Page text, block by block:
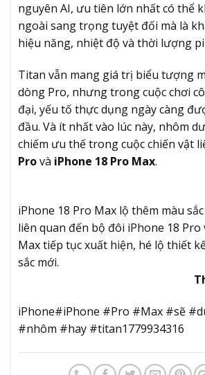
nguyên AI, ưu tiên lớn nhất có thể
ngoài sang trọng tuyệt đối mà là
hiệu năng, nhiệt độ và thời lượng
Titan vẫn mang giá trị biểu tượng
dòng Pro, nhưng trong cuộc chơi
đại, yếu tố thực dụng ngày càng
đầu. Và ít nhất vào lúc này, nhôm
chiếm ưu thế trong cuộc chiến vật
Provà iPhone 18 Pro Max.
iPhone 18 Pro Max lộ thêm màu
liên quan đến bộ đôi iPhone 18 Pro
Max tiếp tục xuất hiện, hé lộ thiết
sắc mới.
iPhone#iPhone #Pro #Max #sẽ
#nhôm #hay #titan1779934316